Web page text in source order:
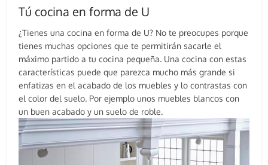
Tú cocina en forma de U
¿Tienes una cocina en forma de U? No te preocupes porque
tienes muchas opciones que te permitirán sacarle el
máximo partido a tu cocina pequeña. Una cocina con estas
características puede que parezca mucho más grande si
enfatizas en el acabado de los muebles y lo contrastas con
el color del suelo. Por ejemplo unos muebles blancos con
un buen acabado y un suelo de roble.